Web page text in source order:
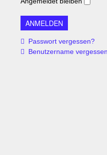
Passwort vergessen?
Benutzername